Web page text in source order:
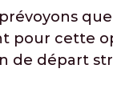
cette
départ